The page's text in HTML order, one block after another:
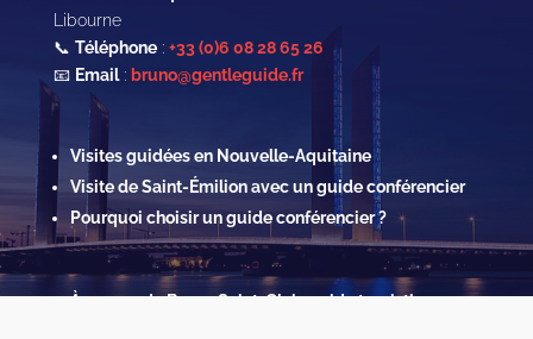
Libourne
📞 Téléphone: +33 (0)6 08 28 65 26
📧 Email: bruno@gentleguide.fr
Visites guidées en Nouvelle-Aquitaine
Visite de Saint-Émilion avec un guide conférencier
Pourquoi choisir un guide conférencier ?
À propos de Bruno Saint-Clair, guide touristique